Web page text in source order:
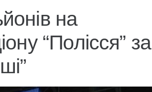
на
“Полісся” за